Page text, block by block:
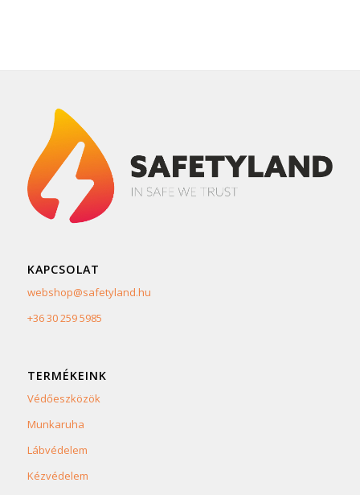
KAPCSOLAT
webshop@safetyland.hu
+36 30 259 5985
TERMÉKEINK
Védőeszközök
Munkaruha
Lábvédelem
Kézvédelem